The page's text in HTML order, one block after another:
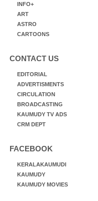
INFO+
ART
ASTRO
CARTOONS
CONTACT US
EDITORIAL
ADVERTISMENTS
CIRCULATION
BROADCASTING
KAUMUDY TV ADS
CRM DEPT
FACEBOOK
KERALAKAUMUDI
KAUMUDY
KAUMUDY MOVIES